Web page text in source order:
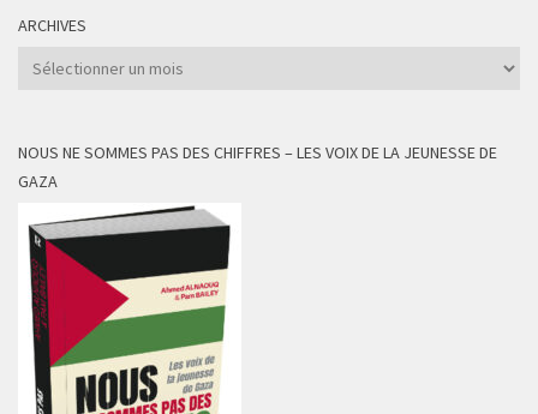
ARCHIVES
Archives
NOUS NE SOMMES PAS DES CHIFFRES – LES VOIX DE LA JEUNESSE DE
GAZA